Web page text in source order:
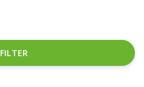
FILTER